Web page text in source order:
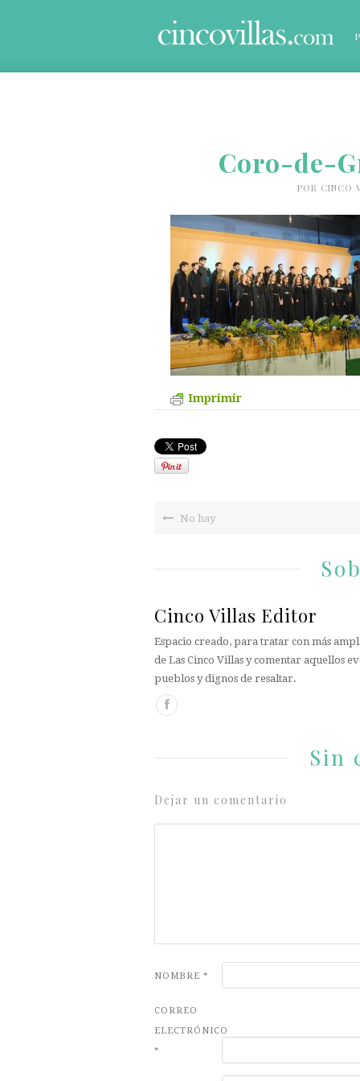
Coro-de-
POR CINCO
Imprimir
No hay
Cinco Villas Editor
Espacio creado, para tratar con más
de Las Cinco Villas y comentar aquellos
pueblos y dignos de resaltar.
Sin
Dejar un comentario
NOMBRE *
CORREO
ELECTRÓNICO
*